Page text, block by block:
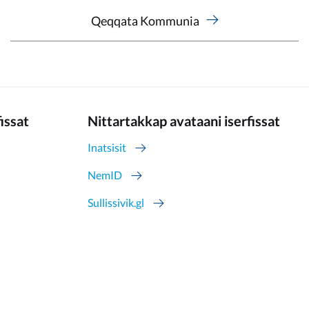
Qeqqata Kommunia
Nittartakkap avataani iserfissat
Inatsisit
NemID
Sullissivik.gl